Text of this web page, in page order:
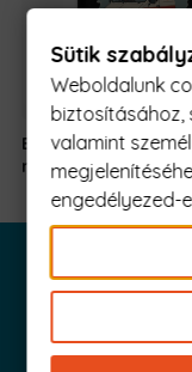
Basszassuk a
mentést
Iratkozz fel és
Sütik
Weboldalunk
biztosításához,
valamint
engedélyezed-